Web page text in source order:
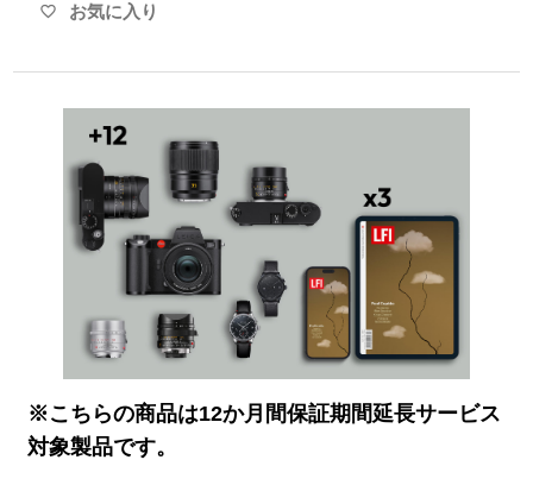
favorite_border お気に入り
※こちらの商品は12か月間保証期間延長サービス
対象製品です。